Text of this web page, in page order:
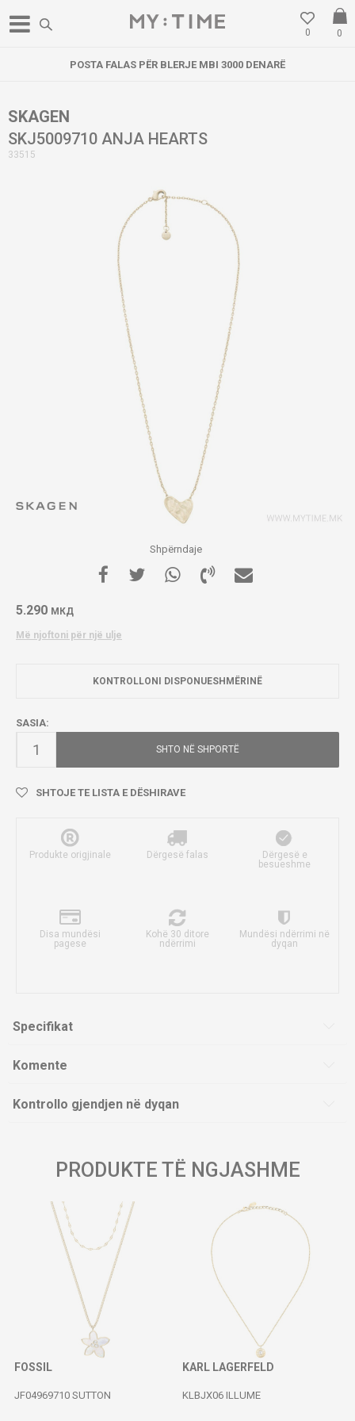
0
0
POSTA FALAS PËR BLERJE MBI 3000 DENARË
SKAGEN
SKJ5009710 ANJA HEARTS
33515
Shpërndaje
5.290 МКД
Më njoftoni për një ulje
KONTROLLONI DISPONUESHMËRINË
SASIA:
SHTO NË SHPORTË
SHTOJE TE LISTA E DËSHIRAVE
Produkte origjinale Dërgesë falas
Dërgesë e
besueshme
Disa mundësi
pagese
Kohë 30 ditore
ndërrimi
Mundësi ndërrimi në
dyqan
Specifikat
Komente
Kontrollo gjendjen në dyqan
PRODUKTE TË NGJASHME
FOSSIL
JF04969710 SUTTON
KARL LAGERFELD
KLBJX06 ILLUME